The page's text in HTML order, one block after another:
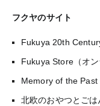
フクヤのサイト
Fukuya 20th
Fukuya Store（オン
Memory of the Past
北欧のおやつとごは